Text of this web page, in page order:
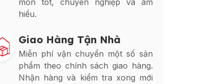
môn tốt, chuyên nghiệp và am
hiểu.
Giao Hàng Tận Nhà
Miễn phí vận chuyển một số sản
phẩm theo chính sách giao hàng.
Nhận hàng và kiểm tra xong mới